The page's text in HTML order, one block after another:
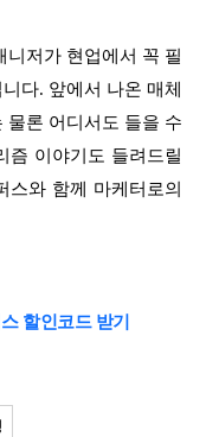
저가 현업에서 꼭 필
다. 앞에서 나온 매체
물론 어디서도 들을 수
즘 이야기도 들려드릴
스와 함께 마케터로의
할인코드 받기